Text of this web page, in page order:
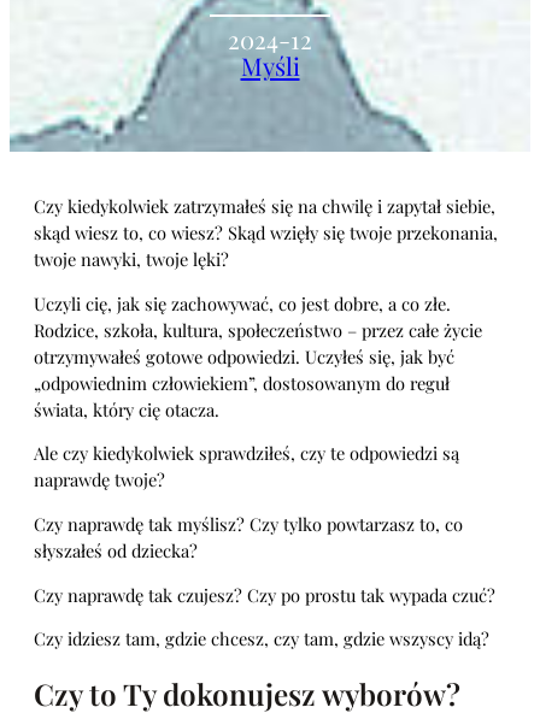
2024-12
Myśli
Czy kiedykolwiek zatrzymałeś się na chwilę i zapytał siebie,
skąd wiesz to, co wiesz? Skąd wzięły się twoje przekonania,
twoje nawyki, twoje lęki?
Uczyli cię, jak się zachowywać, co jest dobre, a co złe.
Rodzice, szkoła, kultura, społeczeństwo – przez całe życie
otrzymywałeś gotowe odpowiedzi. Uczyłeś się, jak być
„odpowiednim człowiekiem”, dostosowanym do reguł
świata, który cię otacza.
Ale czy kiedykolwiek sprawdziłeś, czy te odpowiedzi są
naprawdę twoje?
Czy naprawdę tak myślisz? Czy tylko powtarzasz to, co
słyszałeś od dziecka?
Czy naprawdę tak czujesz? Czy po prostu tak wypada czuć?
Czy idziesz tam, gdzie chcesz, czy tam, gdzie wszyscy idą?
Czy to Ty dokonujesz wyborów?